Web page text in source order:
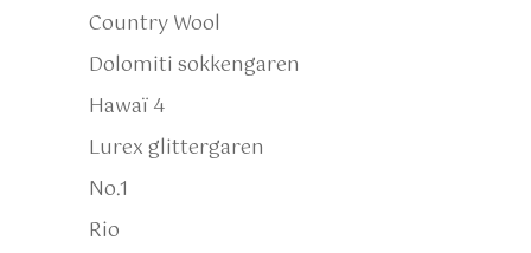
Country Wool
Dolomiti sokkengaren
Hawaï 4
Lurex glittergaren
No.1
Rio